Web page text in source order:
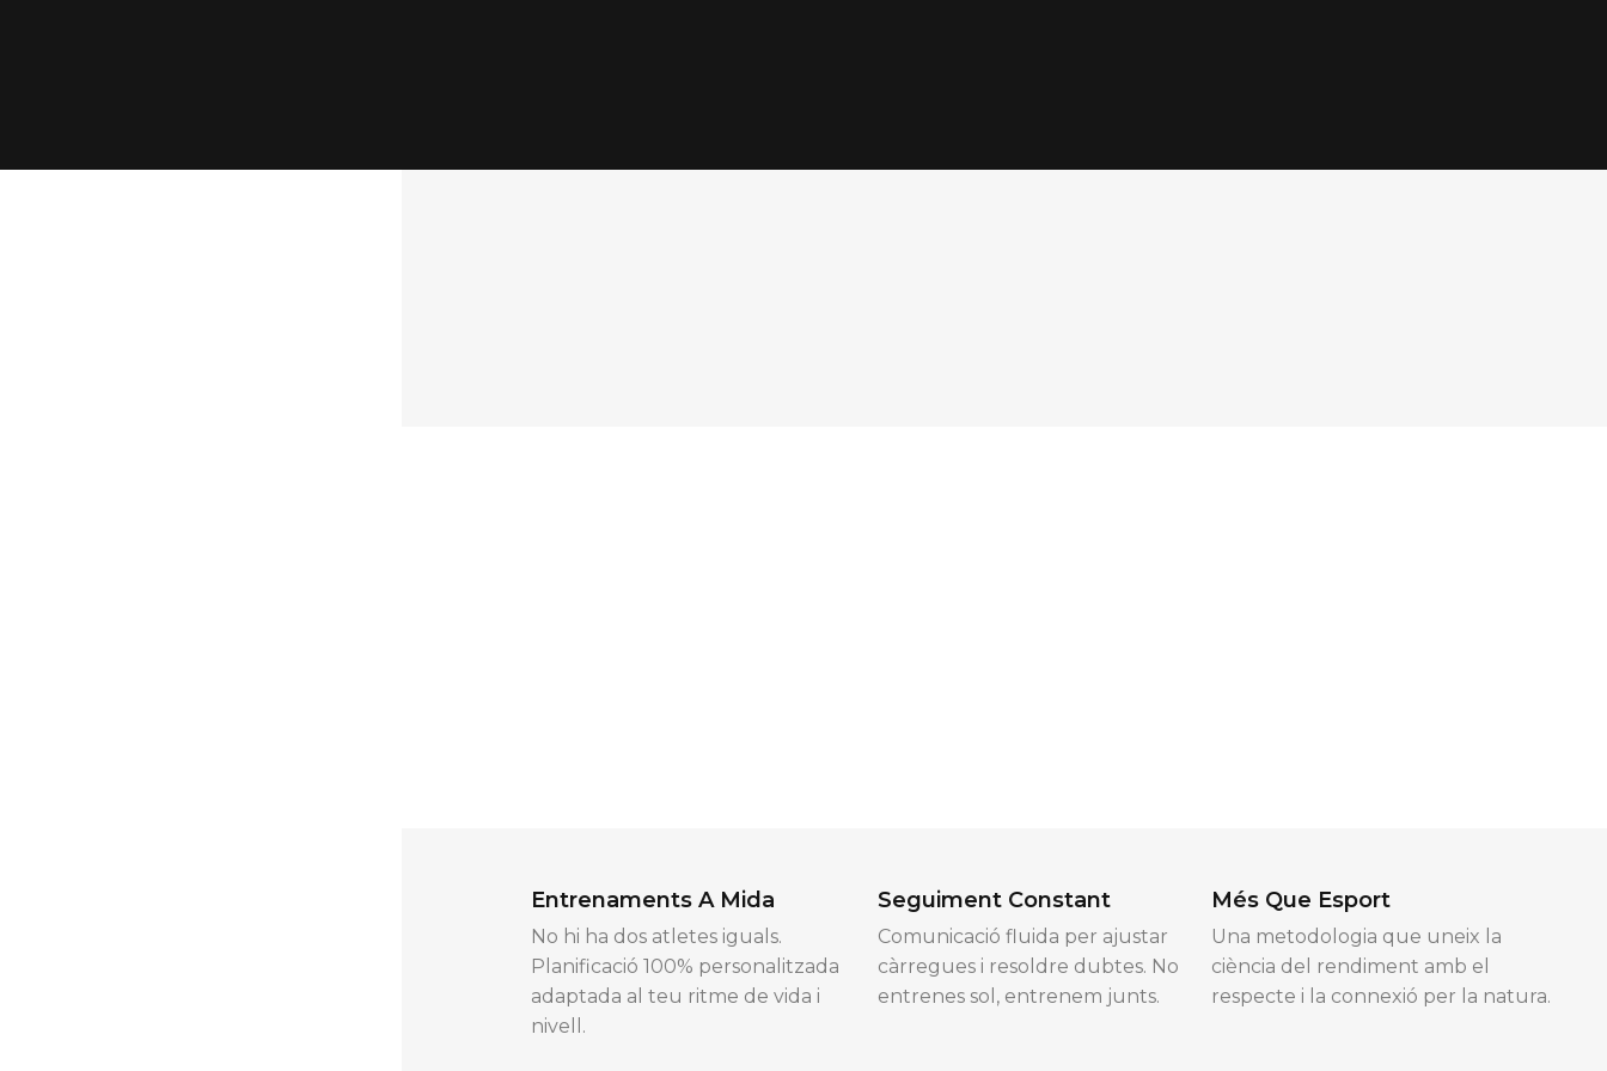
Entrenaments A Mida
No hi ha dos atletes iguals.
Planificació 100% personalitzada
adaptada al teu ritme de vida i
nivell.
Seguiment Constant
Comunicació fluida per ajustar
càrregues i resoldre dubtes. No
entrenes sol, entrenem junts.
Més Que Esport
Una metodologia que uneix la
ciència del rendiment amb el
respecte i la connexió per la natura.